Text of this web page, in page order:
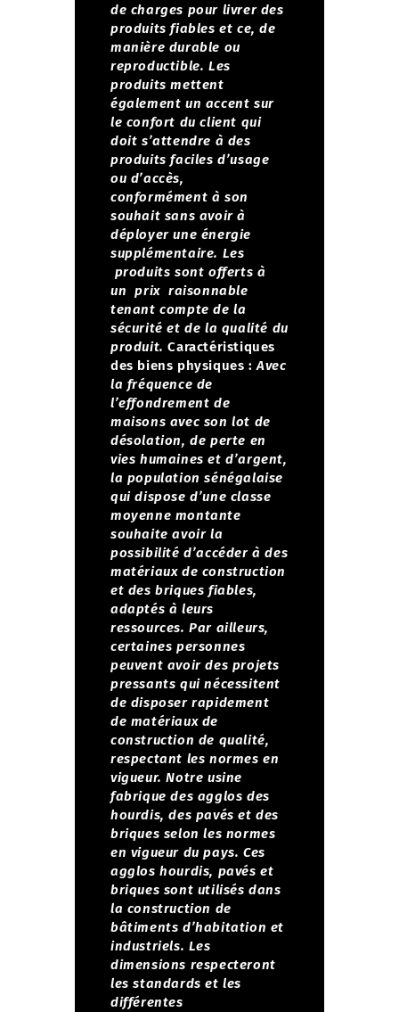
de charges pour livrer des
produits fiables et ce, de
manière durable ou
reproductible. Les
produits mettent
également un accent sur
le confort du client qui
doit s’attendre à des
produits faciles d’usage
ou d’accès,
conformément à son
souhait sans avoir à
déployer une énergie
supplémentaire. Les
produits sont offerts à
un prix raisonnable
tenant compte de la
sécurité et de la qualité du
produit. Caractéristiques
des biens physiques : Avec
la fréquence de
l’effondrement de
maisons avec son lot de
désolation, de perte en
vies humaines et d’argent,
la population sénégalaise
qui dispose d’une classe
moyenne montante
souhaite avoir la
possibilité d’accéder à des
matériaux de construction
et des briques fiables,
adaptés à leurs
ressources. Par ailleurs,
certaines personnes
peuvent avoir des projets
pressants qui nécessitent
de disposer rapidement
de matériaux de
construction de qualité,
respectant les normes en
vigueur. Notre usine
fabrique des agglos des
hourdis, des pavés et des
briques selon les normes
en vigueur du pays. Ces
agglos hourdis, pavés et
briques sont utilisés dans
la construction de
bâtiments d’habitation et
industriels. Les
dimensions respecteront
les standards et les
différentes